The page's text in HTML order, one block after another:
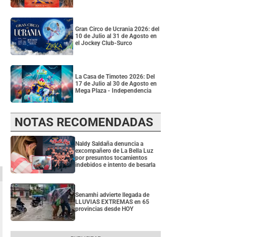
Gran Circo de Ucrania 2026: del
10 de Julio al 31 de Agosto en
el Jockey Club-Surco
La Casa de Timoteo 2026: Del
17 de Julio al 30 de Agosto en
Mega Plaza - Independencia
NOTAS RECOMENDADAS
Naldy Saldaña denuncia a
excompañero de La Bella Luz
por presuntos tocamientos
indebidos e intento de besarla
Senamhi advierte llegada de
LLUVIAS EXTREMAS en 65
provincias desde HOY